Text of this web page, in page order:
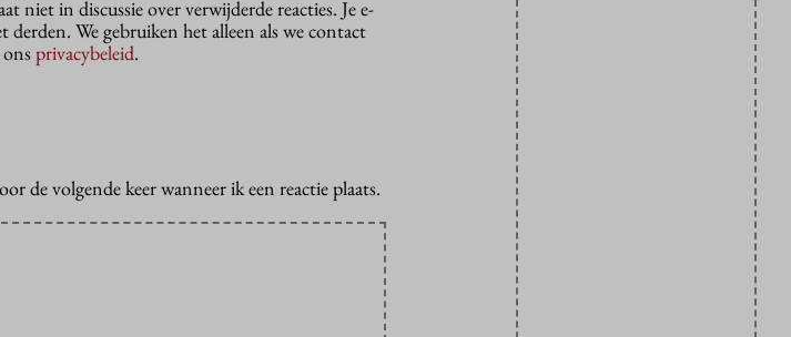
niet in discussie over verwijderde reacties. Je e-
We gebruiken het alleen als we contact
privacybeleid.
de volgende keer wanneer ik een reactie plaats.